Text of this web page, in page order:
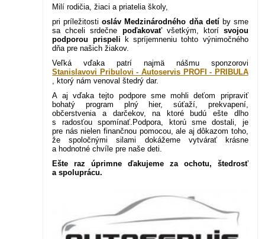
Milí rodičia, žiaci a priatelia školy,
pri príležitostiosláv Medzinárodného dňa detí by sme
sa chceli srdečne poďakovať všetkým, ktorí svojou
podporou prispeli k spríjemneniu tohto výnimočného
dňa pre našich žiakov.
Veľká vďaka patrí najmä nášmu sponzorovi
Stanislavovi Pribulovi - Autoservis PROFI - PRIBULA
, ktorý nám venoval štedrý dar.
A aj vďaka tejto podpore sme mohli deťom pripraviť
bohatý program plný hier, súťaží, prekvapení,
občerstvenia a darčekov, na ktoré budú ešte dlho
s radosťou spomínať.Podpora, ktorú sme dostali, je
pre nás nielen finančnou pomocou, ale aj dôkazom toho,
že spoločnými silami dokážeme vytvárať krásne
a hodnotné chvíle pre naše deti.
Ešte raz úprimne ďakujeme za ochotu, štedrosť
a spoluprácu.